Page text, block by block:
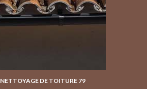
DE TOITURE 79